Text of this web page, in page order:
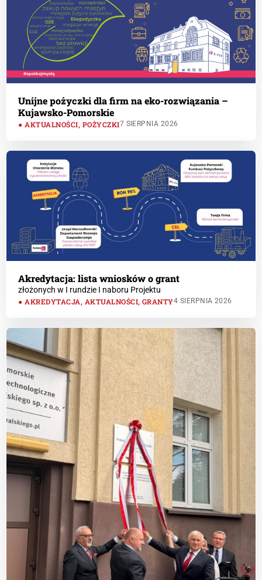
Unijne pożyczki dla firm na eko-rozwiązania –
Kujawsko-Pomorskie
AKTUALNOŚCI, POŻYCZKI7 SIERPNIA 2026
Akredytacja: lista wniosków o grant
złożonych w I rundzie I naboru Projektu
AKREDYTACJA, AKTUALNOŚCI, GRANTY4 SIERPNIA 2026